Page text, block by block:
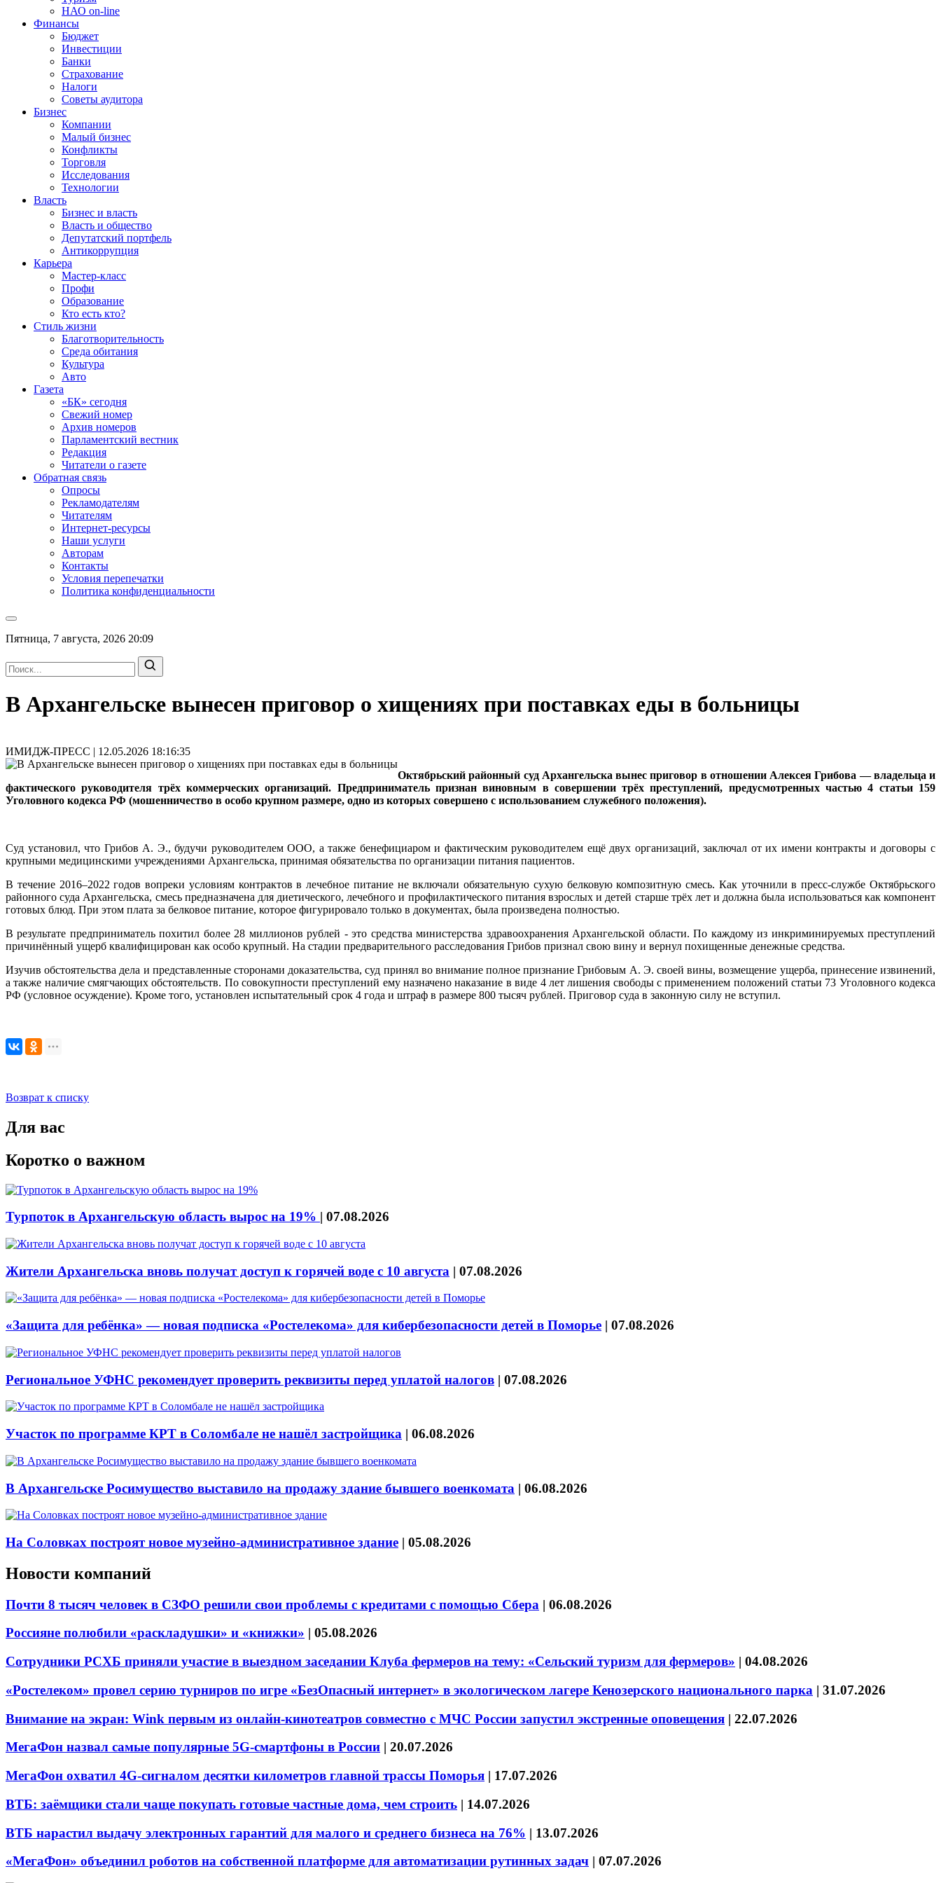
НАО on-line
Финансы
Бюджет
Инвестиции
Банки
Страхование
Налоги
Советы аудитора
Бизнес
Компании
Малый бизнес
Конфликты
Торговля
Исследования
Технологии
Власть
Бизнес и власть
Власть и общество
Депутатский портфель
Антикоррупция
Карьера
Мастер-класс
Профи
Образование
Кто есть кто?
Стиль жизни
Благотворительность
Среда обитания
Культура
Авто
Газета
«БК» сегодня
Свежий номер
Архив номеров
Парламентский вестник
Редакция
Читатели о газете
Обратная связь
Опросы
Рекламодателям
Читателям
Интернет-ресурсы
Наши услуги
Авторам
Контакты
Условия перепечатки
Политика конфиденциальности
Пятница, 7 августа, 2026 20:09
В Архангельске вынесен приговор о хищениях при поставках еды в больницы
ИМИДЖ-ПРЕСС | 12.05.2026 18:16:35
Октябрьский районный суд Архангельска вынес приговор в отношении Алексея Грибова — владельца и
фактического руководителя трёх коммерческих организаций. Предприниматель признан виновным в совершении трёх преступлений, предусмотренных частью 4 статьи 159
Уголовного кодекса РФ (мошенничество в особо крупном размере, одно из которых совершено с использованием служебного положения).
Суд установил, что Грибов А. Э., будучи руководителем ООО, а также бенефициаром и фактическим руководителем ещё двух организаций, заключал от их имени контракты и договоры с
крупными медицинскими учреждениями Архангельска, принимая обязательства по организации питания пациентов.
В течение 2016–2022 годов вопреки условиям контрактов в лечебное питание не включали обязательную сухую белковую композитную смесь. Как уточнили в пресс-службе Октябрьского
районного суда Архангельска, смесь предназначена для диетического, лечебного и профилактического питания взрослых и детей старше трёх лет и должна была использоваться как компонент
готовых блюд. При этом плата за белковое питание, которое фигурировало только в документах, была произведена полностью.
В результате предприниматель похитил более 28 миллионов рублей - это средства министерства здравоохранения Архангельской области. По каждому из инкриминируемых преступлений
причинённый ущерб квалифицирован как особо крупный. На стадии предварительного расследования Грибов признал свою вину и вернул похищенные денежные средства.
Изучив обстоятельства дела и представленные сторонами доказательства, суд принял во внимание полное признание Грибовым А. Э. своей вины, возмещение ущерба, принесение извинений,
а также наличие смягчающих обстоятельств. По совокупности преступлений ему назначено наказание в виде 4 лет лишения свободы с применением положений статьи 73 Уголовного кодекса
РФ (условное осуждение). Кроме того, установлен испытательный срок 4 года и штраф в размере 800 тысяч рублей. Приговор суда в законную силу не вступил.
Возврат к списку
Для вас
Коротко о важном
Турпоток в Архангельскую область вырос на 19% | 07.08.2026
Жители Архангельска вновь получат доступ к горячей воде с 10 августа | 07.08.2026
«Защита для ребёнка» — новая подписка «Ростелекома» для кибербезопасности детей в Поморье | 07.08.2026
Региональное УФНС рекомендует проверить реквизиты перед уплатой налогов | 07.08.2026
Участок по программе КРТ в Соломбале не нашёл застройщика | 06.08.2026
В Архангельске Росимущество выставило на продажу здание бывшего военкомата | 06.08.2026
На Соловках построят новое музейно-административное здание | 05.08.2026
Новости компаний
Почти 8 тысяч человек в СЗФО решили свои проблемы с кредитами с помощью Сбера | 06.08.2026
Россияне полюбили «раскладушки» и «книжки» | 05.08.2026
Сотрудники РСХБ приняли участие в выездном заседании Клуба фермеров на тему: «Сельский туризм для фермеров» | 04.08.2026
«Ростелеком» провел серию турниров по игре «БезОпасный интернет» в экологическом лагере Кенозерского национального парка | 31.07.2026
Внимание на экран: Wink первым из онлайн-кинотеатров совместно с МЧС России запустил экстренные оповещения | 22.07.2026
МегаФон назвал самые популярные 5G-смартфоны в России | 20.07.2026
МегаФон охватил 4G-сигналом десятки километров главной трассы Поморья | 17.07.2026
ВТБ: заёмщики стали чаще покупать готовые частные дома, чем строить | 14.07.2026
ВТБ нарастил выдачу электронных гарантий для малого и среднего бизнеса на 76% | 13.07.2026
«МегаФон» объединил роботов на собственной платформе для автоматизации рутинных задач | 07.07.2026